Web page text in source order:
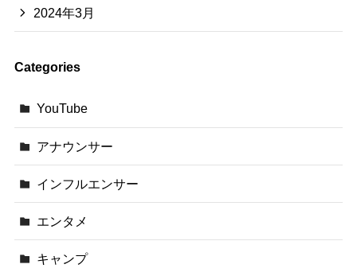
2024年3月
Categories
YouTube
アナウンサー
インフルエンサー
エンタメ
キャンプ